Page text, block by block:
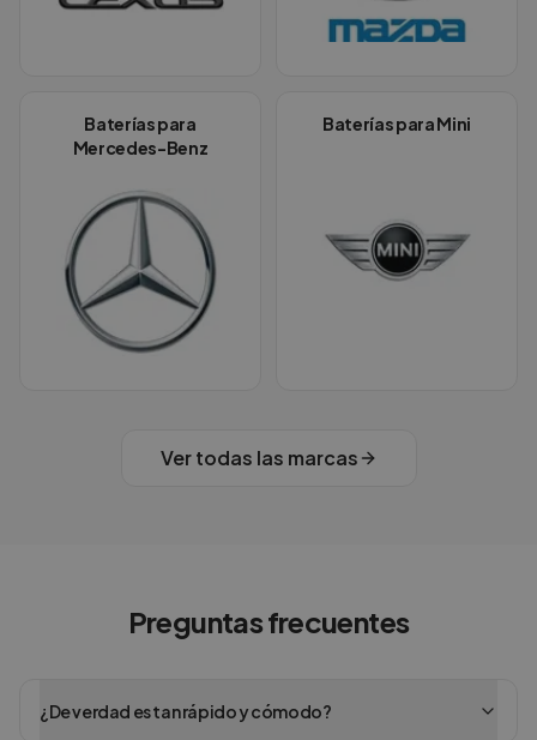
Baterías para
Mercedes-Benz
Baterías paraMini
Ver todas las marcas
Preguntas frecuentes
¿De verdad es tan rápido y cómodo?